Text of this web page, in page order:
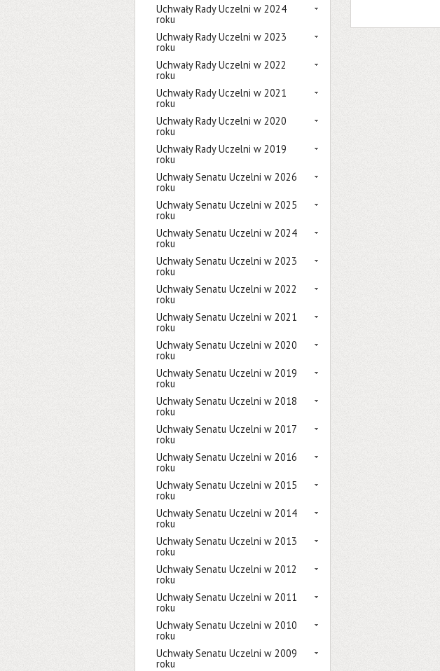
Uchwały Rady Uczelni w 2024
roku
Uchwały Rady Uczelni w 2023
roku
Uchwały Rady Uczelni w 2022
roku
Uchwały Rady Uczelni w 2021
roku
Uchwały Rady Uczelni w 2020
roku
Uchwały Rady Uczelni w 2019
roku
Uchwały Senatu Uczelni w 2026
roku
Uchwały Senatu Uczelni w 2025
roku
Uchwały Senatu Uczelni w 2024
roku
Uchwały Senatu Uczelni w 2023
roku
Uchwały Senatu Uczelni w 2022
roku
Uchwały Senatu Uczelni w 2021
roku
Uchwały Senatu Uczelni w 2020
roku
Uchwały Senatu Uczelni w 2019
roku
Uchwały Senatu Uczelni w 2018
roku
Uchwały Senatu Uczelni w 2017
roku
Uchwały Senatu Uczelni w 2016
roku
Uchwały Senatu Uczelni w 2015
roku
Uchwały Senatu Uczelni w 2014
roku
Uchwały Senatu Uczelni w 2013
roku
Uchwały Senatu Uczelni w 2012
roku
Uchwały Senatu Uczelni w 2011
roku
Uchwały Senatu Uczelni w 2010
roku
Uchwały Senatu Uczelni w 2009
roku